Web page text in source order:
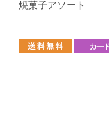
焼菓子アソート